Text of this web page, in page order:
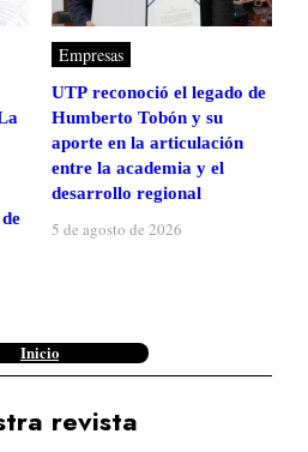
Empresas
UTP reconoció el legado de
Humberto Tobón y su
aporte en la articulación
entre la academia y el
desarrollo regional
5 de agosto de 2026
Inicio
revista